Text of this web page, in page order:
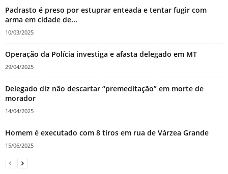
Padrasto é preso por estuprar enteada e tentar fugir com
arma em cidade de...
10/03/2025
Operação da Polícia investiga e afasta delegado em MT
29/04/2025
Delegado diz não descartar “premeditação” em morte de
morador
14/04/2025
Homem é executado com 8 tiros em rua de Várzea Grande
15/06/2025